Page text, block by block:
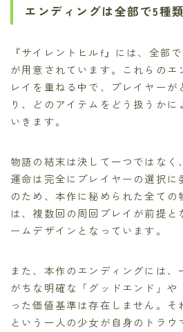
エンディングは全部で5種
『サイレントヒルf』には、全部
が用意されています。これらの
レイを重ねる中で、プレイヤーが
り、どのアイテムをどう扱うかに
いきます。
物語の結末は決して一つではなく
運命は完全にプレイヤーの選択に
のため、本作に秘められた全ての
は、複数回の周回プレイが前提と
ームデザインとなっています。
また、本作のエンディングには、
がちな明確な「グッドエンド」や
った価値基準は存在しません。
という一人の少女が自身のトラウ